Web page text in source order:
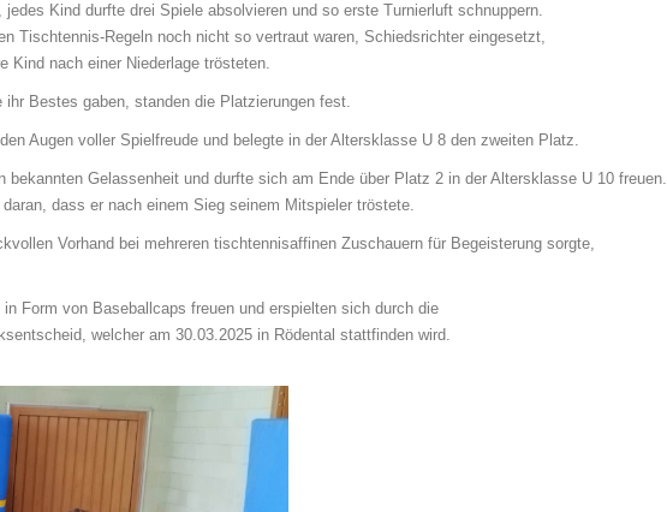
Kind durfte drei Spiele absolvieren und so erste Turnierluft schnuppern.
Tischtennis-Regeln noch nicht so vertraut waren, Schiedsrichter eingesetzt,
Kind nach einer Niederlage trösteten.
Bestes gaben, standen die Platzierungen fest.
Augen voller Spielfreude und belegte in der Altersklasse U 8 den zweiten Platz.
Gelassenheit und durfte sich am Ende über Platz 2 in der Altersklasse U 10 freuen.
dass er nach einem Sieg seinem Mitspieler tröstete.
Vorhand bei mehreren tischtennisaffinen Zuschauern für Begeisterung sorgte,
Form von Baseballcaps freuen und erspielten sich durch die
welcher am 30.03.2025 in Rödental stattfinden wird.